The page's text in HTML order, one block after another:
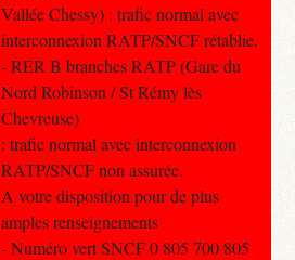
Vallée Chessy) : trafic normal avec
interconnexion RATP/SNCF rétablie.
- RER B branches RATP (Gare du
Nord Robinson / St Rémy lès
Chevreuse)
: trafic normal avec interconnexion
RATP/SNCF non assurée.
A votre disposition pour de plus
amples renseignements
- Numéro vert SNCF 0 805 700 805